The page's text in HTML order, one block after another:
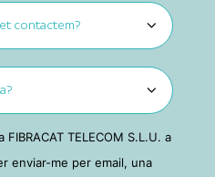
TELECOM S.L.U. a
enviar-me per email, una